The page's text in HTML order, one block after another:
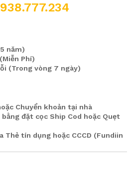
năm)
Phí)
(Trong vòng 7 ngày)
Chuyển khoản tại nhà
đặt cọc Ship Cod hoặc Quẹt
Thẻ tín dụng hoặc CCCD (Fundiin